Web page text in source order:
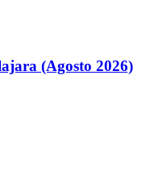
(Agosto 2026)